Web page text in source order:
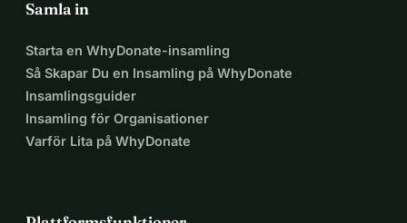
Samla in
Starta en WhyDonate-insamling
Så Skapar Du en Insamling på WhyDonate
Insamlingsguider
Insamling för Organisationer
Varför Lita på WhyDonate